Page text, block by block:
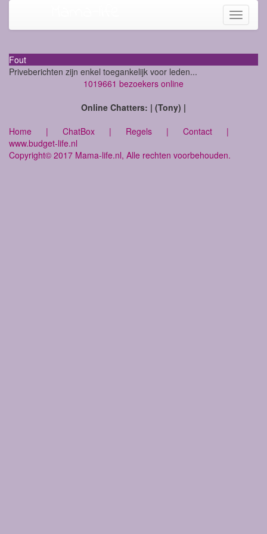
Toggle
Fout
Priveberichten zijn enkel toegankelijk voor leden...
1019661 bezoekers online
Online Chatters: | (Tony) |
Home | ChatBox | Regels | Contact |
www.budget-life.nl
Copyright© 2017 Mama-life.nl, Alle rechten voorbehouden.